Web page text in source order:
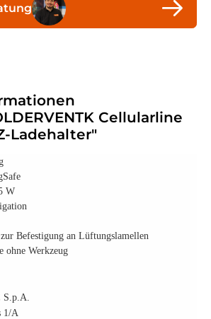
Cellularline
Ladehalter"
W
Befestigung an Lüftungslamellen
ohne Werkzeug
1/A